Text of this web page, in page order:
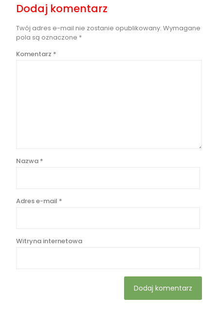
Dodaj komentarz
Twój adres e-mail nie zostanie opublikowany. Wymagane
pola są oznaczone *
Komentarz *
Nazwa *
Adres e-mail *
Witryna internetowa